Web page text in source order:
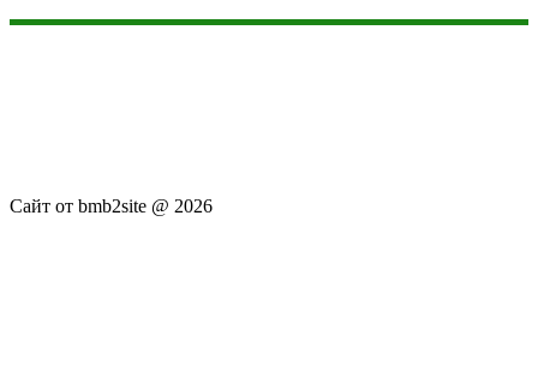
Сайт от bmb2site @ 2026